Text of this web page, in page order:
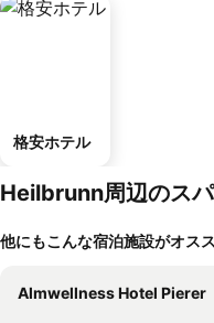
格安ホテル
Heilbrunn周辺のス
他にもこんな宿泊施設がオス
Almwellness Hotel Pierer